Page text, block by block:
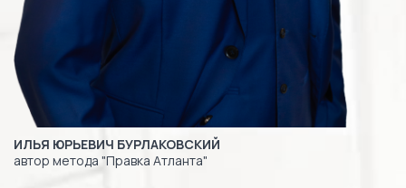
ИЛЬЯ ЮРЬЕВИЧ БУРЛАКОВСКИЙ
автор метода "Правка Атланта"